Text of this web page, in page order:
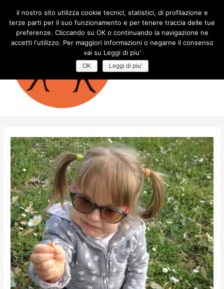
Mondo
Charge
il nostro sito utilizza cookie tecnici, statistici, di profilazione e
terze parti per il suo funzionamento e per tenere traccia delle tue
preferenze. Cliccando su OK o continuando la navigazione ne
accetti l'utilizzo. Per maggiori informazioni o negarne il consenso
vai su Leggi di piu'
OK Leggi di piu'